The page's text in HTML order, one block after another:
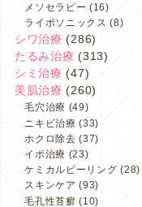
メソセラピー (16)
ライポソニックス (8)
シワ治療 (286)
たるみ治療 (313)
シミ治療 (47)
美肌治療 (260)
毛穴治療 (49)
ニキビ治療 (33)
ホクロ除去 (37)
イボ治療 (23)
ケミカルピーリング (28)
スキンケア (93)
毛孔性苔癬 (10)